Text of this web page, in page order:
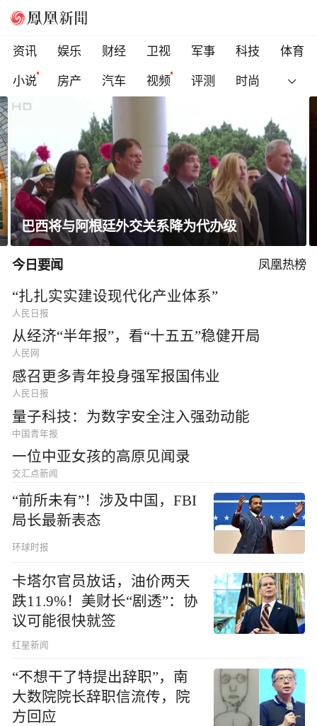
资讯 娱乐 财经 卫视 军事 科技
体育
小说
房产 汽车 视频 评测 时尚
巴西将与阿根廷外交关系降为代办级
今日要闻 凤凰热榜
“扎扎实实建设现代化产业体系”
人民日报
从经济“半年报”，看“十五五”稳健开局
人民网
感召更多青年投身强军报国伟业
人民日报
量子科技：为数字安全注入强劲动能
中国青年报
一位中亚女孩的高原见闻录
交汇点新闻
“前所未有”！涉及中国，FBI
局长最新表态
环球时报
卡塔尔官员放话，油价两天
跌11.9%！美财长“剧透”：协
议可能很快就签
红星新闻
“不想干了特提出辞职”，南
大数院院长辞职信流传，院
方回应